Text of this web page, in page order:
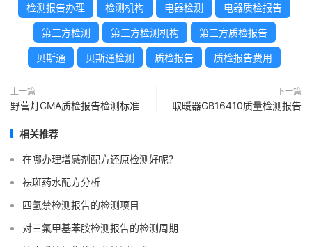
检测报告办理 检测机构 电器检测 电器质检报告
第三方检测 第三方检测机构 第三方质检报告
贝斯通 贝斯通检测 质检报告 质检报告费用
上一篇
野营灯CMA质检报告检测标准
下一篇
取暖器GB16410质量检测报告
相关推荐
在哪办理增感剂配方还原检测好呢？
祛斑药水配方分析
四氢禁检测报告的检测项目
对三氟甲基苯胺检测报告的检测周期